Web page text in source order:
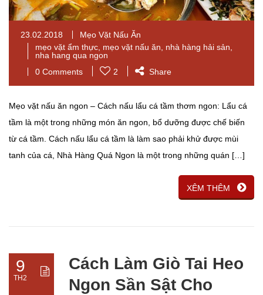
23.02.2018
Mẹo Vặt Nấu Ăn
mẹo vặt ẩm thực mẹo vặt nấu ăn nhà hàng hải sản
nha hang qua ngon
0 Comments
2 Share
Mẹo vặt nấu ăn ngon – Cách nấu lẩu cá tầm thơm ngon: Lẩu cá
tầm là một trong những món ăn ngon, bổ dưỡng được chế biến
từ cá tầm. Cách nấu lẩu cá tầm là làm sao phải khử được mùi
tanh của cá, Nhà Hàng Quá Ngon là một trong những quán […]
XÊM THÊM
9
TH2
Cách Làm Giò Tai Heo
Ngon Sần Sật Cho